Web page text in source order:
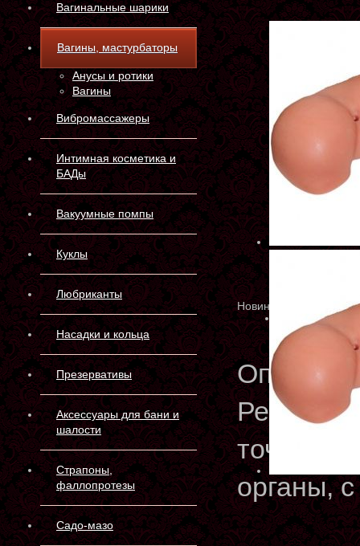
Вагинальные шарики
Вагины, мастурбаторы
Анусы и ротики
Вагины
Вибромассажеры
Интимная косметика и
БАДы
Вакуумные помпы
Куклы
Любриканты
Насадки и кольца
Презервативы
Аксессуары для бани и
шалости
Страпоны,
фаллопротезы
Садо-мазо
Новинка
точно
органы,